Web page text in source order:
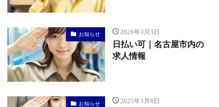
お知らせ 2026年3月3日
日払い可｜名古屋市内の
求人情報
お知らせ 2025年3月8日